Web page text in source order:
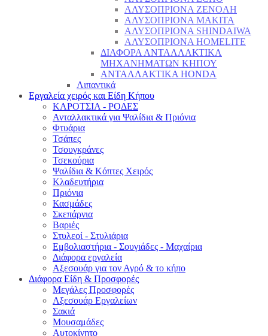
ΑΛΥΣΟΠΡΙΟΝΑ ZENOAH
ΑΛΥΣΟΠΡΙΟΝΑ MAKITA
ΑΛΥΣΟΠΡΙΟΝΑ SHINDAIWA
ΑΛΥΣΟΠΡΙΟΝΑ HOMELITE
ΔΙΑΦΟΡΑ ΑΝΤΑΛΛΑΚΤΙΚΑ
ΜΗΧΑΝΗΜΑΤΩΝ ΚΗΠΟΥ
ΑΝΤΑΛΛΑΚΤΙΚΑ HONDA
Λιπαντικά
Εργαλεία χειρός και Είδη Κήπου
ΚΑΡΟΤΣΙΑ - ΡΟΔΕΣ
Ανταλλακτικά για Ψαλίδια & Πριόνια
Φτυάρια
Τσάπες
Τσουγκράνες
Τσεκούρια
Ψαλίδια & Κόπτες Χειρός
Κλαδευτήρια
Πριόνια
Κασμάδες
Σκεπάρνια
Βαριές
Στυλεοί - Στυλιάρια
Εμβολιαστήρια - Σουγιάδες - Μαχαίρια
Διάφορα εργαλεία
Αξεσουάρ για τον Αγρό & το κήπο
Διάφορα Είδη & Προσφορές
Μεγάλες Προσφορές
Αξεσουάρ Εργαλείων
Σακιά
Μουσαμάδες
Αυτοκίνητο